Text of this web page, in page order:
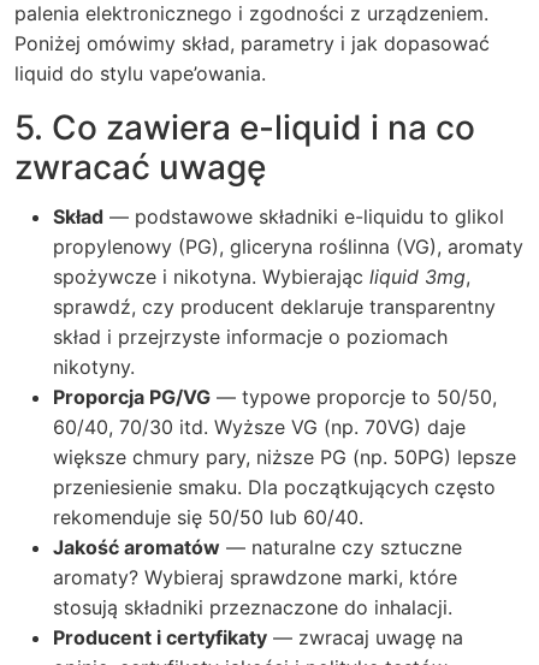
palenia elektronicznego i zgodności z urządzeniem.
Poniżej omówimy skład, parametry i jak dopasować
liquid do stylu vape’owania.
5. Co zawiera e-liquid i na co
zwracać uwagę
Skład — podstawowe składniki e-liquidu to glikol
propylenowy (PG), gliceryna roślinna (VG), aromaty
spożywcze i nikotyna. Wybierając liquid 3mg,
sprawdź, czy producent deklaruje transparentny
skład i przejrzyste informacje o poziomach
nikotyny.
Proporcja PG/VG — typowe proporcje to 50/50,
60/40, 70/30 itd. Wyższe VG (np. 70VG) daje
większe chmury pary, niższe PG (np. 50PG) lepsze
przeniesienie smaku. Dla początkujących często
rekomenduje się 50/50 lub 60/40.
Jakość aromatów — naturalne czy sztuczne
aromaty? Wybieraj sprawdzone marki, które
stosują składniki przeznaczone do inhalacji.
Producent i certyfikaty — zwracaj uwagę na